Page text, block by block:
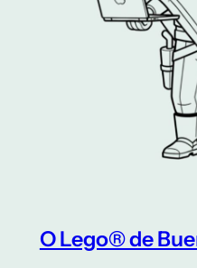
O Lego® de